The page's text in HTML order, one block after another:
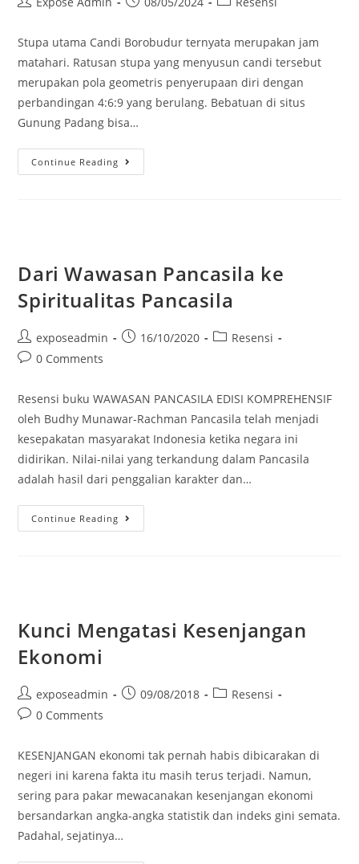
Stupa utama Candi Borobudur ternyata merupakan jam
matahari. Ratusan stupa yang menyusun candi tersebut
merupakan pola geometris penyerupaan diri dengan
perbandingan 4:6:9 yang berulang. Bebatuan di situs
Gunung Padang bisa…
Continue Reading
Dari Wawasan Pancasila ke
Spiritualitas Pancasila
exposeadmin 16/10/2020
Resensi
0 Comments
Resensi buku WAWASAN PANCASILA EDISI KOMPREHENSIF
oleh Budhy Munawar-Rachman Pancasila telah menjadi
kesepakatan masyarakat Indonesia ketika negara ini
didirikan. Nilai-nilai yang terkandung dalam Pancasila
adalah hasil dari penggalian karakter dan…
Continue Reading
Kunci Mengatasi Kesenjangan
Ekonomi
exposeadmin 09/08/2018
Resensi
0 Comments
KESENJANGAN ekonomi tak pernah habis dibicarakan di
negeri ini karena fakta itu masih terus terjadi. Namun,
sering para pakar mewa­canakan kesenjangan ekonomi
bersandarkan angka-angka statistik dan indeks gini semata.
Padahal, sejatinya…